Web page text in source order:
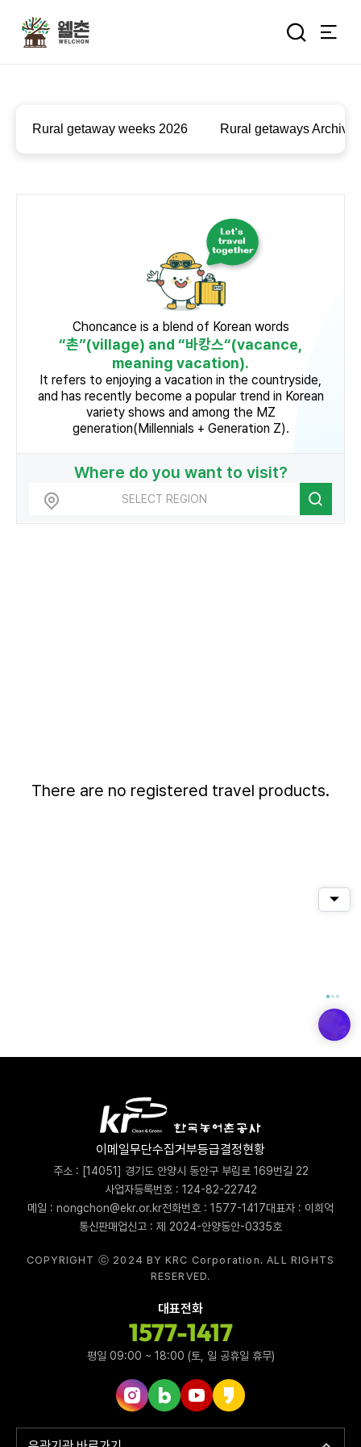
통합검색
Rural getaway weeks 2026 Rural getaways
Choncance is a blend of Korean words
“촌”(village) and “바캉스“(vacance,
meaning vacation).
It refers to enjoying a vacation in the countryside,
and has recently become a popular trend in Korean
variety shows and among the MZ
generation(Millennials + Generation Z).
Where do you want to visit?
There are no registered travel products.
퀵메
이메일무단수집거부등급결정현황
주소 : [14051] 경기도 안양시 동안구 부림로 169번길 22
사업자등록번호 : 124-82-22742
메일 : nongchon@ekr.or.kr전화번호 : 1577-1417대표자 : 이희억
통신판매업신고 : 제 2024-안양동안-0335호
COPYRIGHT ⓒ 2024 BY KRC Corporation. ALL RIGHTS
RESERVED.
대표전화
1577-1417
평일 09:00 ~ 18:00 (토, 일 공휴일 휴무)
인스타그램 바로가기
네이버블로그 바로가기
유튜브 바로가기
카카오스토리 바로가기